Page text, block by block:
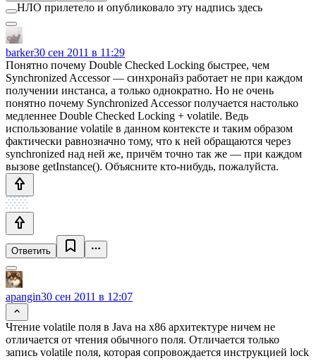
НЛО прилетело и опубликовало эту надпись здесь
barker30 сен 2011 в 11:29
Понятно почему Double Checked Locking быстрее, чем
Synchronized Accessor — синхронайз работает не при каждом
получении инстанса, а только однократно. Но не очень
понятно почему Synchronized Accessor получается настолько
медленнее Double Checked Locking + volatile. Ведь
использование volatile в данном контексте и таким образом
фактически равнозначно тому, что к ней обращаются через
synchronized над ней же, причём точно так же — при каждом
вызове getInstance(). Объясните кто-нибудь, пожалуйста.
Ответить
apangin30 сен 2011 в 12:07
Чтение volatile поля в Java на x86 архитектуре ничем не
отличается от чтения обычного поля. Отличается только
запись volatile поля, которая сопровождается инструкцией lock